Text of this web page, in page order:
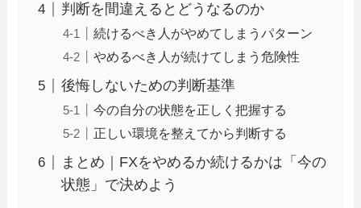
判断を間違えるとどうなるのか
続けるべき人がやめてしまうパターン
やめるべき人が続けてしまう危険性
後悔しないための判断基準
今の自分の状態を正しく把握する
正しい環境を整えてから判断する
まとめ｜FXをやめるか続けるかは「今の
状態」で決めよう